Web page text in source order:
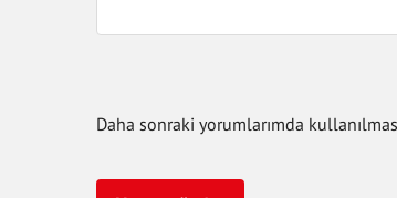
Daha sonraki yorumlarımda